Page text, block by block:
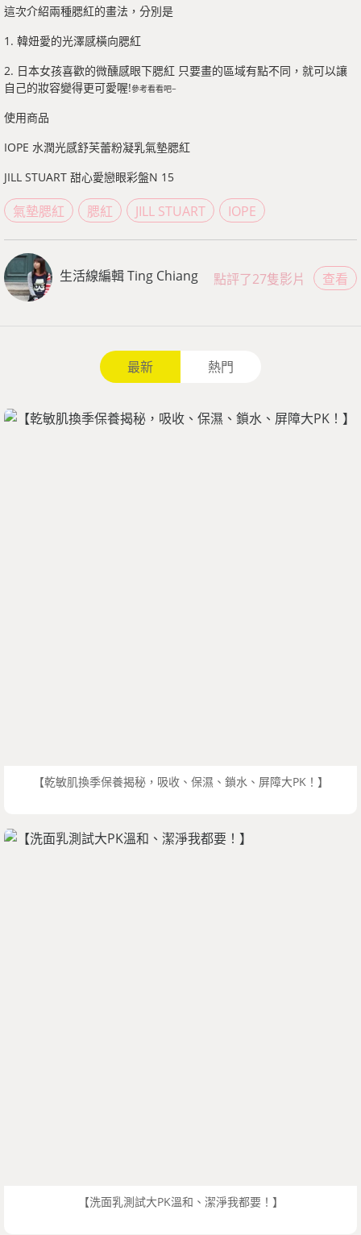
這次介紹兩種腮紅的畫法，分別是
1. 韓妞愛的光澤感橫向腮紅
2. 日本女孩喜歡的微醺感眼下腮紅 只要畫的區域有點不同，就可以讓
自己的妝容變得更可愛喔!參考看看吧~
使用商品
IOPE 水潤光感舒芙蕾粉凝乳氣墊腮紅
JILL STUART 甜心愛戀眼彩盤N 15
氣墊腮紅 腮紅 JILL STUART IOPE
生活線編輯 Ting Chiang 查看
點評了27隻影片
最新 熱門
【乾敏肌換季保養揭秘，吸收、保濕、鎖水、屏障大PK！】
【洗面乳測試大PK溫和、潔淨我都要！】